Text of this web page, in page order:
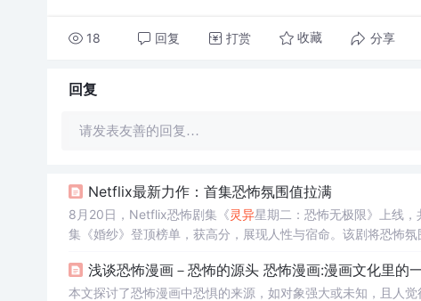
18 回复 打赏 收藏 分享
回复
请发表友善的回复…
Netflix最新力作：首集恐怖氛围值拉满
8月20日，Netflix恐怖剧集《灵异星期二：恐怖无极限》上线
集《婚纱》登顶榜单，获高分，展现人性与宿命。该剧将恐怖
浅谈恐怖漫画－恐怖的源头 恐怖漫画:漫画文化里的
本文探讨了恐怖漫画中恐惧的来源，如对象强大或未知，且人